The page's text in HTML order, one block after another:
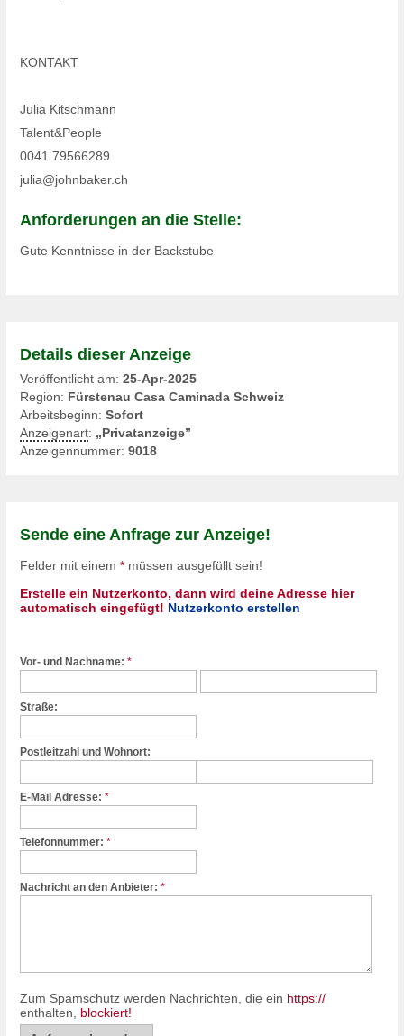
KONTAKT
Julia Kitschmann
Talent&People
0041 79566289
julia@johnbaker.ch
Anforderungen an die Stelle:
Gute Kenntnisse in der Backstube
Details dieser Anzeige
Veröffentlicht am: 25-Apr-2025
Region: Fürstenau Casa Caminada Schweiz
Arbeitsbeginn: Sofort
Anzeigenart: „Privatanzeige”
Anzeigennummer: 9018
Sende eine Anfrage zur Anzeige!
Felder mit einem * müssen ausgefüllt sein!
Erstelle ein Nutzerkonto, dann wird deine Adresse hier
automatisch eingefügt! Nutzerkonto erstellen
Vor- und Nachname: *
Straße:
Postleitzahl und Wohnort:
E-Mail Adresse: *
Telefonnummer: *
Nachricht an den Anbieter: *
Zum Spamschutz werden Nachrichten, die ein https://
enthalten, blockiert!